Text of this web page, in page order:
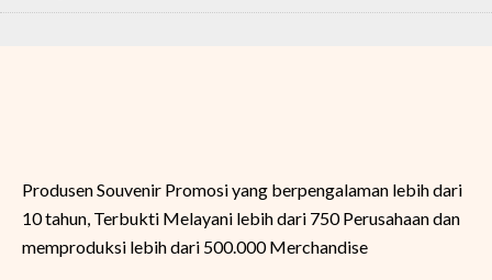
Produsen Souvenir Promosi yang berpengalaman lebih dari
10 tahun, Terbukti Melayani lebih dari 750 Perusahaan dan
memproduksi lebih dari 500.000 Merchandise